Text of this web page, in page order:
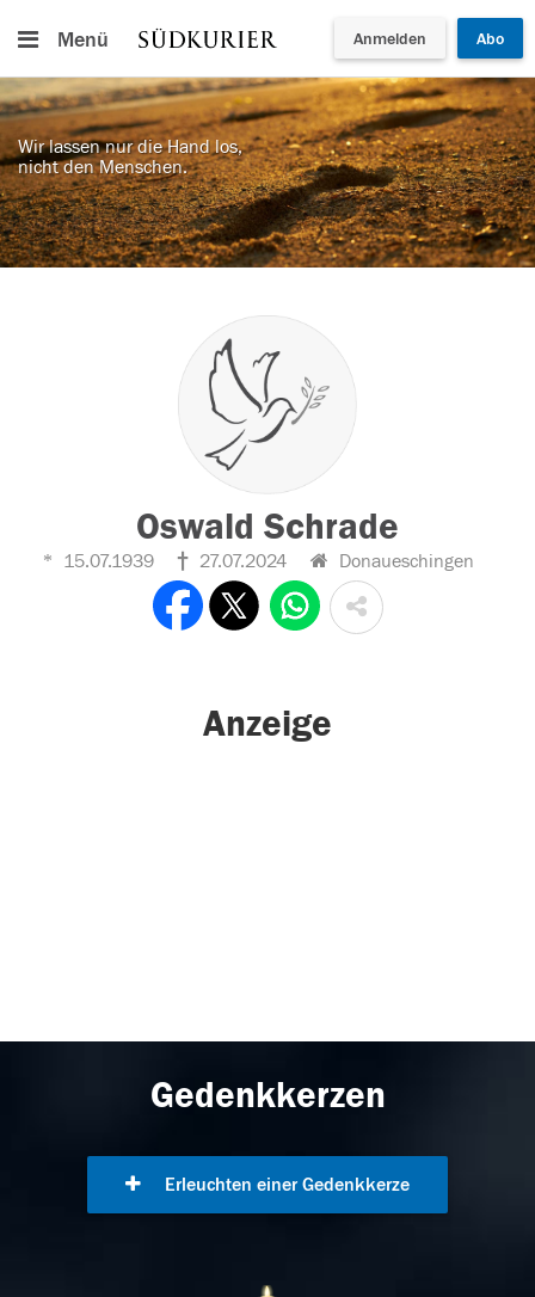
Menü Anmelden Abo
Wir lassen nur die Hand los,
nicht den Menschen.
Oswald Schrade
15.07.1939 27.07.2024 Donaueschingen
Anzeige
Gedenkkerzen
Erleuchten einer Gedenkkerze